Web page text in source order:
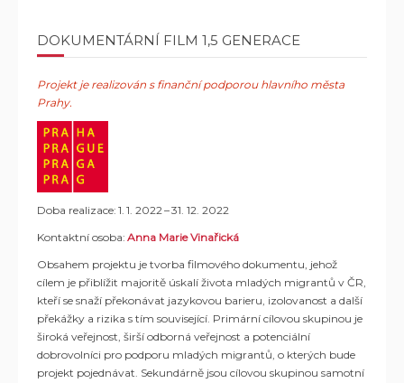
DOKUMENTÁRNÍ FILM 1,5 GENERACE
Projekt je realizován s finanční podporou hlavního města
Prahy.
Doba realizace: 1. 1. 2022 – 31. 12. 2022
Kontaktní osoba: Anna Marie Vinařická
Obsahem projektu je tvorba filmového dokumentu, jehož
cílem je přiblížit majoritě úskalí života mladých migrantů v ČR,
kteří se snaží překonávat jazykovou barieru, izolovanost a další
překážky a rizika s tím související. Primární cílovou skupinou je
široká veřejnost, širší odborná veřejnost a potenciální
dobrovolníci pro podporu mladých migrantů, o kterých bude
projekt pojednávat. Sekundárně jsou cílovou skupinou samotní